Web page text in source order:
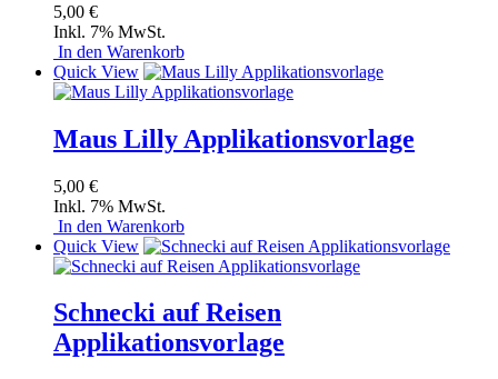
5,00 €
Inkl. 7% MwSt.
In den Warenkorb
Quick View
Maus Lilly Applikationsvorlage
5,00 €
Inkl. 7% MwSt.
In den Warenkorb
Quick View
Schnecki auf Reisen
Applikationsvorlage